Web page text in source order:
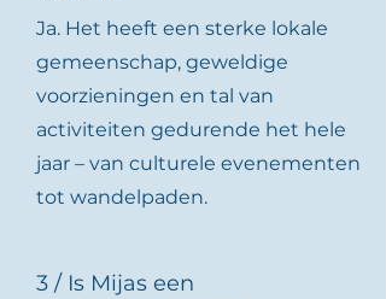
Ja. Het heeft een sterke lokale
gemeenschap, geweldige
voorzieningen en tal van
activiteiten gedurende het hele
jaar – van culturele evenementen
tot wandelpaden.
3 / Is Mijas een